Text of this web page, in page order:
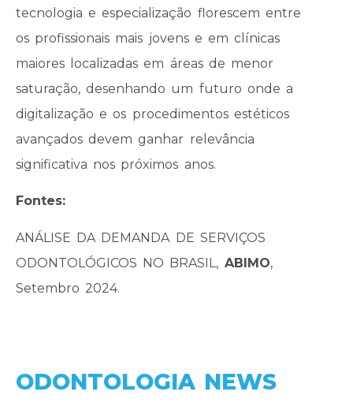
tecnologia e especialização florescem entre
os profissionais mais jovens e em clínicas
maiores localizadas em áreas de menor
saturação, desenhando um futuro onde a
digitalização e os procedimentos estéticos
avançados devem ganhar relevância
significativa nos próximos anos.
Fontes:
ANÁLISE DA DEMANDA DE SERVIÇOS
ODONTOLÓGICOS NO BRASIL, ABIMO,
Setembro 2024.
ODONTOLOGIA NEWS